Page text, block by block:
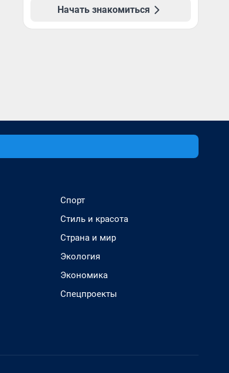
Начать знакомиться
Спорт
Стиль и красота
Страна и мир
Экология
Экономика
Спецпроекты